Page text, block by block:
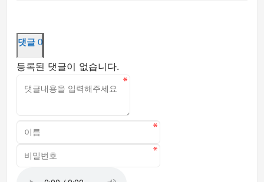
댓글 0
등록된 댓글이 없습니다.